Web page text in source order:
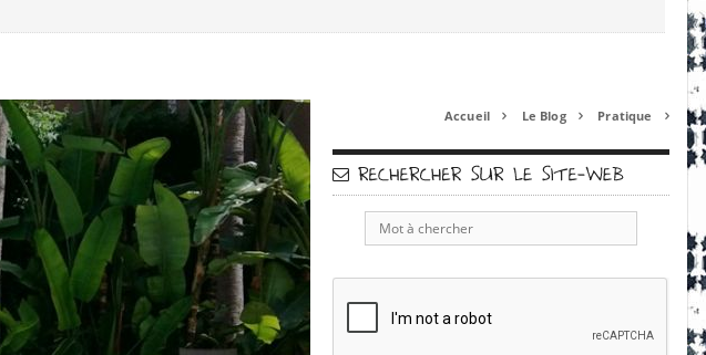
Accueil  Le Blog  Pratique 